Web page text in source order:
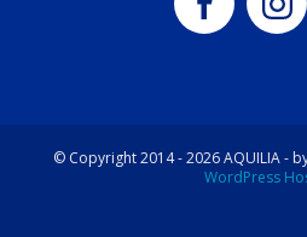
© Copyright 2014 -2026AQUILIA -
WordPress